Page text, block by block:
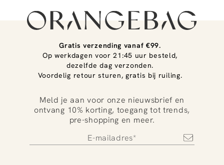
Gratis verzending vanaf €99.
Op werkdagen voor 21:45 uur besteld,
dezelfde dag verzonden.
Voordelig retour sturen, gratis bij ruiling.
Meld je aan voor onze nieuwsbrief en
ontvang 10% korting, toegang tot trends,
pre-shopping en meer.